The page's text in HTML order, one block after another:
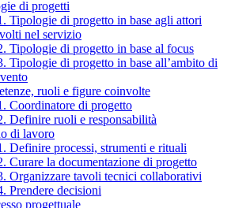
di progetti
Tipologie di progetto in base agli attori
nel servizio
Tipologie di progetto in base al focus
Tipologie di progetto in base all’ambito di
ruoli e figure coinvolte
Coordinatore di progetto
Definire ruoli e responsabilità
di lavoro
Definire processi, strumenti e rituali
Curare la documentazione di progetto
Organizzare tavoli tecnici collaborativi
Prendere decisioni
progettuale